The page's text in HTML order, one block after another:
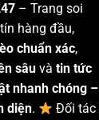
– Trang soi
hàng đầu,
chuẩn xác,
sâu và tin tức
nhanh chóng –
diện.
Đối tác